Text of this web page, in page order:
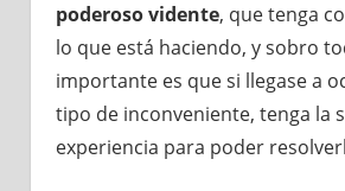
poderoso vidente, que tenga
lo que está haciendo, y sobro
importante es que si llegase a
tipo de inconveniente, tenga la
experiencia para poder